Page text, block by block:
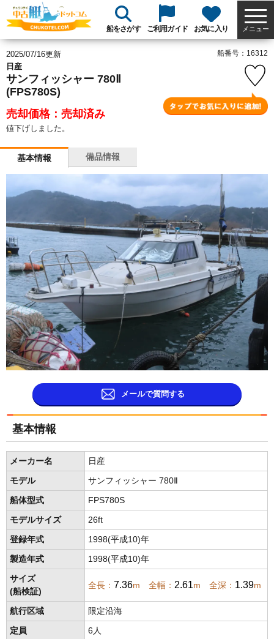
船をさがす ご利用ガイド お気に入り メニュー
2025/07/16更新
日産
サンフィッシャー 780Ⅱ
(FPS780S)
売却価格：売却済み
値下げしました。
船番号：16312
基本情報 備品情報
メールで質問する
基本情報
メーカー名 日産
モデル サンフィッシャー 780Ⅱ
船体型式 FPS780S
モデルサイズ 26ft
登録年式 1998(平成10)年
製造年式 1998(平成10)年
サイズ
(船検証)
全長： 7.36m 全幅： 2.61m 全深： 1.39m
航行区域 限定沿海
定員 6人